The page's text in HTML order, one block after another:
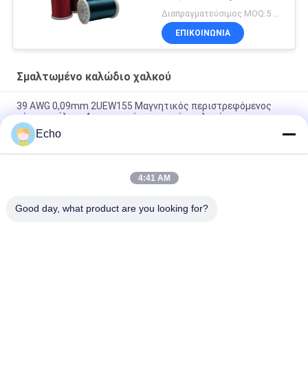
Κόκκινο / Καφέ χρώμα Διαπραγματεύσιμος MOQ:5 κιλά
ΕΠΙΚΟΙΝΩΝΙΑ
Σμαλτωμένο καλώδιο χαλκού
39 AWG 0,09mm 2UEW155 Μαγνητικός περιστρεφόμενος
σύρμα σμάλτου Απομονωμένος αγωγός χαλκού
ντυμένο καλώδιο χαλκού 0.011mm 2UEW155 σμάλτο για το
τύλιγμα μηχανών
Ruiyuan Super Thin Winding Coils Εναλισμένο Χαλκό Wire
Echo
4:41 AM
Good day, what product are you looking for?